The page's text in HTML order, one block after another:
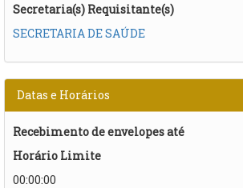
Secretaria(s) Requisitante(s)
SECRETARIA DE SAÚDE
Datas e Horários
Recebimento de envelopes até
Horário Limite
00:00:00